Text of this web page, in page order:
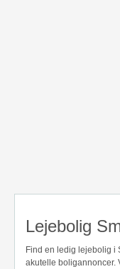
Lejebolig
Find en ledig lejebolig i
akutelle boligannoncer.